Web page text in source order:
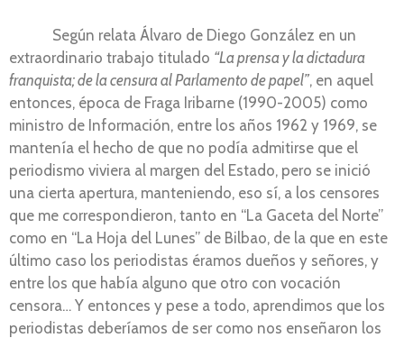
Según relata Álvaro de Diego González en un
extraordinario trabajo titulado “La prensa y la dictadura
franquista; de la censura al Parlamento de papel”, en aquel
entonces, época de Fraga Iribarne (1990-2005) como
ministro de Información, entre los años 1962 y 1969, se
mantenía el hecho de que no podía admitirse que el
periodismo viviera al margen del Estado, pero se inició
una cierta apertura, manteniendo, eso sí, a los censores
que me correspondieron, tanto en “La Gaceta del Norte”
como en “La Hoja del Lunes” de Bilbao, de la que en este
último caso los periodistas éramos dueños y señores, y
entre los que había alguno que otro con vocación
censora… Y entonces y pese a todo, aprendimos que los
periodistas deberíamos de ser como nos enseñaron los